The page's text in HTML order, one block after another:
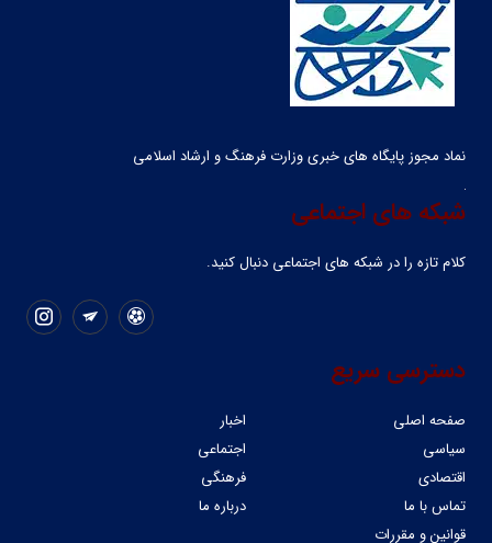
نماد مجوز پایگاه های خبری وزارت فرهنگ و ارشاد اسلامی
شبکه های اجتماعی
کلام تازه را در شبکه ‌های اجتماعی دنبال کنید.
دسترسی سریع
صفحه اصلی
اخبار
سیاسی
اجتماعی
اقتصادی
فرهنگی
تماس با ما
درباره ما
قوانین و مقررات